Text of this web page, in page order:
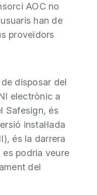
AOC no
han de
proveïdors
disposar del
electrònic a
Safesign, és
instal·lada
és la darrera
es podria veure
del